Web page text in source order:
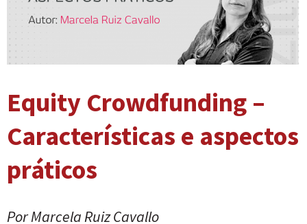
Equity Crowdfunding –
Características e aspectos
práticos
Por Marcela Ruiz Cavallo